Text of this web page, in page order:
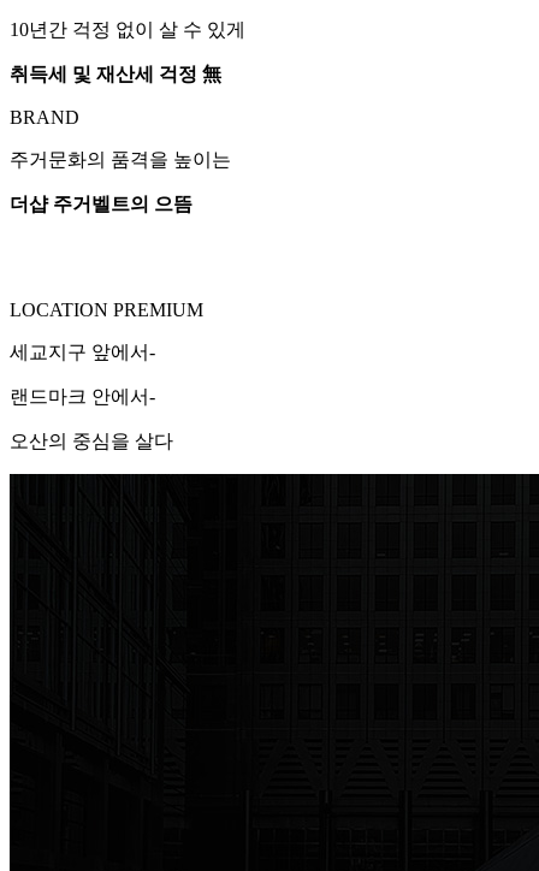
10년간 걱정 없이 살 수 있게
취득세 및 재산세 걱정 無
BRAND
주거문화의 품격을 높이는
더샵 주거벨트의 으뜸
LOCATION PREMIUM
세교지구 앞에서-
랜드마크 안에서-
오산의 중심을 살다